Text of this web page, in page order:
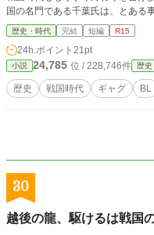
国の名門である千葉氏は、とある
歴史・時代 完結 短編 R15
24h.ポイント 21pt
小説 24,785 位 / 228,746件 歴
歴史 戦国時代 ギャグ BL
30
越後の龍、駆けるは戦国